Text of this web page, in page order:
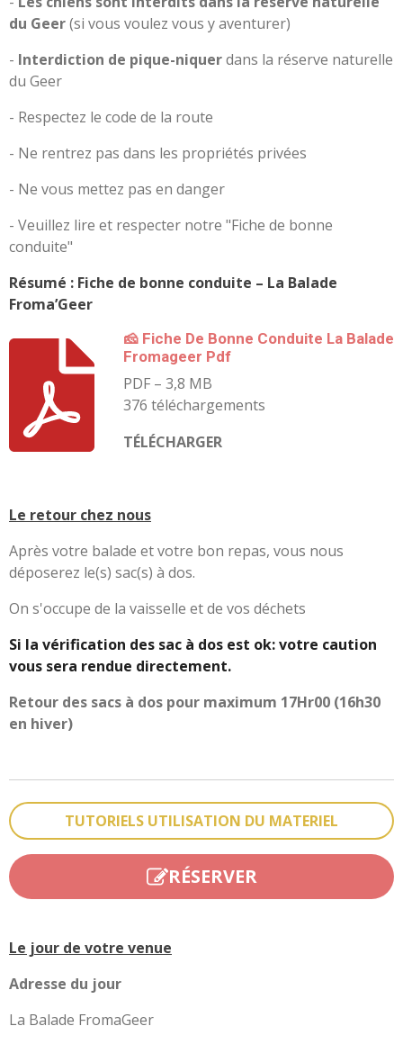
du Geer(si vous voulez vous y aventurer)
- Interdiction de pique-niquerdans la réserve naturelle
du Geer
- Respectez le code de la route
- Ne rentrez pas dans les propriétés privées
- Ne vous mettez pas en danger
- Veuillez lire et respecter notre "Fiche de bonne
conduite"
Résumé : Fiche de bonne conduite – La Balade
Froma’Geer
🧀 Fiche De Bonne Conduite La Balade
Fromageer Pdf
PDF – 3,8 MB
376 téléchargements
TÉLÉCHARGER
Le retour chez nous
Après votre balade et votre bon repas, vous nous
déposerez le(s) sac(s) à dos.
On s'occupe de la vaisselle et de vos déchets
Si la vérification des sac à dos est ok: votre caution
vous sera rendue directement.
Retour des sacs à dos pour maximum 17Hr00 (16h30
en hiver)
TUTORIELS UTILISATION DU MATERIEL
RÉSERVER
Le jour de votre venue
Adresse du jour
La Balade FromaGeer